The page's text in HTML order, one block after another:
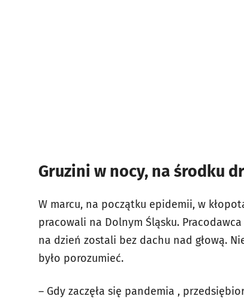
Gruzini w nocy, na środku
W marcu, na początku epidemii, w
pracowali na Dolnym Śląsku.
na dzień zostali bez dachu nad głową.
było porozumieć.
– Gdy zaczęła się pandemia ,